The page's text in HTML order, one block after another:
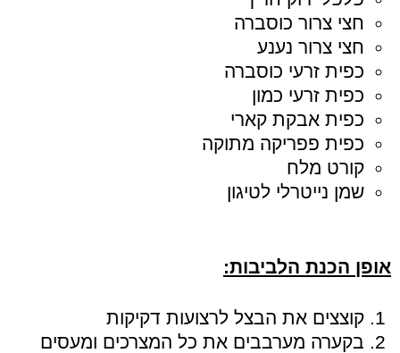
חצי צרור כוסברה
חצי צרור נענע
כפית זרעי כוסברה
כפית זרעי כמון
כפית אבקת קארי
כפית פפריקה מתוקה
קורט מלח
שמן נייטרלי לטיגון
אופן הכנת הלביבות:
קוצצים את הבצל לרצועות דקיקות
בקערה מערבבים את כל המצרכים ומעסים